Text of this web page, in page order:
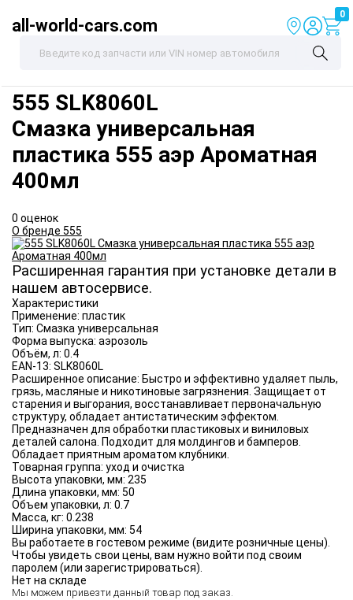
all-world-cars.com
0
555 SLK8060L
Смазка универсальная
пластика 555 аэр Ароматная
400мл
0 оценок
О бренде 555
Расширенная гарантия при установке детали в
нашем автосервисе.
Характеристики
Применение: пластик
Тип: Смазка универсальная
Форма выпуска: аэрозоль
Объём, л: 0.4
EAN-13: SLK8060L
Расширенное описание: Быстро и эффективно удаляет пыль,
грязь, масляные и никотиновые загрязнения. Защищает от
старения и выгорания, восстанавливает первоначальную
структуру, обладает антистатическим эффектом.
Предназначен для обработки пластиковых и виниловых
деталей салона. Подходит для молдингов и бамперов.
Обладает приятным ароматом клубники.
Товарная группа: уход и очистка
Высота упаковки, мм: 235
Длина упаковки, мм: 50
Объем упаковки, л: 0.7
Масса, кг: 0.238
Ширина упаковки, мм: 54
Вы работаете в гостевом режиме (видите розничные цены).
Чтобы увидеть свои цены, вам нужно войти под своим
паролем (или зарегистрироваться).
Нет на складе
Мы можем привезти данный товар под заказ.